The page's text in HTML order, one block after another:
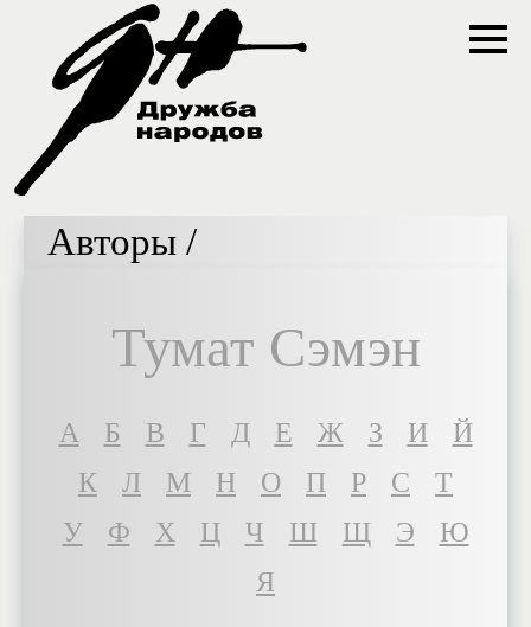
Авторы /
Тумат Сэмэн
A Б В Г Д Е Ж З И
Й
К
Л М Н О П Р С
Т
У
Ф Х Ц Ч Ш Щ Э
Ю
Я